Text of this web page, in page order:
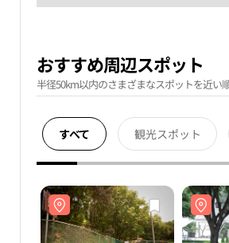
おすすめ周辺スポット
半径50km以内のさまざまなスポットを近い
すべて 観光スポット